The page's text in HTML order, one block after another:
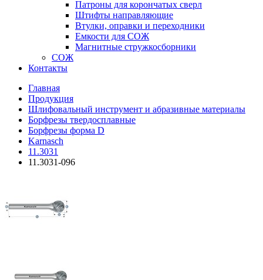
Патроны для корончатых сверл
Штифты направляющие
Втулки, оправки и переходники
Емкости для СОЖ
Магнитные стружкосборники
СОЖ
Контакты
Главная
Продукция
Шлифовальный инструмент и абразивные материалы
Борфрезы твердосплавные
Борфрезы форма D
Karnasch
11.3031
11.3031-096